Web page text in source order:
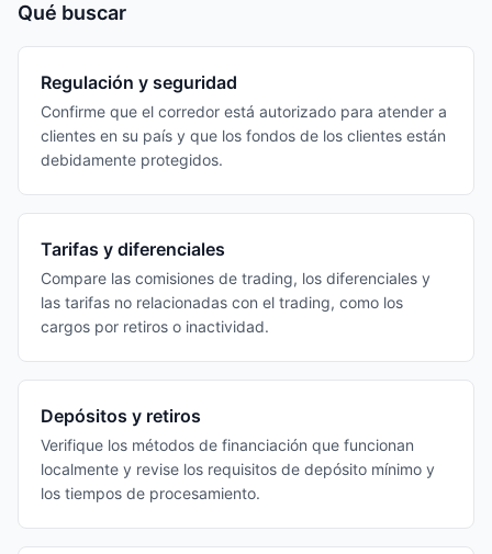
Qué buscar
Regulación y seguridad
Confirme que el corredor está autorizado para atender a
clientes en su país y que los fondos de los clientes están
debidamente protegidos.
Tarifas y diferenciales
Compare las comisiones de trading, los diferenciales y
las tarifas no relacionadas con el trading, como los
cargos por retiros o inactividad.
Depósitos y retiros
Verifique los métodos de financiación que funcionan
localmente y revise los requisitos de depósito mínimo y
los tiempos de procesamiento.